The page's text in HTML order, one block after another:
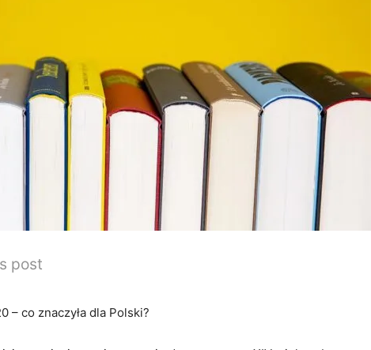
post
​– ⁣co znaczyła dla Polski?